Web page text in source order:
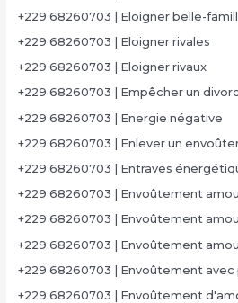
+229 68260703 | Eloigner belle-
+229 68260703 | Eloigner rivales
+229 68260703 | Eloigner rivaux
+229 68260703 | Empêcher un
+229 68260703 | Energie négative
+229 68260703 | Enlever un
+229 68260703 | Entraves
+229 68260703 | Envoûtement
+229 68260703 | Envoûtement
+229 68260703 | Envoûtement
+229 68260703 | Envoûtement
+229 68260703 | Envoûtement